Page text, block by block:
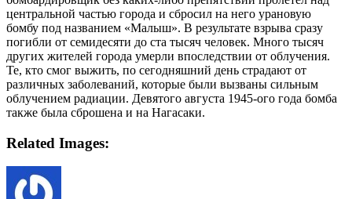
центральной частью города и сбросил на него урановую
бомбу под названием «Малыш». В результате взрыва сразу
погибли от семидесяти до ста тысяч человек. Много тысяч
других жителей города умерли впоследствии от облучения.
Те, кто смог выжить, по сегодняшний день страдают от
различных заболеваний, которые были вызваны сильным
облучением радиации. Девятого августа 1945-ого года бомба
также была сброшена и на Нагасаки.
Related Images: